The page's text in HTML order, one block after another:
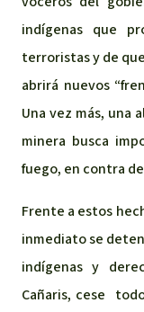
indígenas que
terroristas y de
abrirá nuevos
Una vez más, una
minera busca
fuego, en contra
Frente a estos
inmediato se
indígenas y
Cañaris, cese